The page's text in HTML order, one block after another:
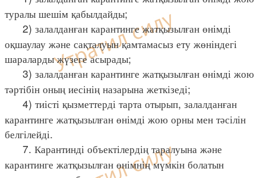
туралы шешім қабылдайды;
2) залалданған карантинге жатқызылған өнімді
оқшаулау және сақталуын қамтамасыз ету жөніндегі
шараларды жүзеге асырады;
3) залалданған карантинге жатқызылған өнімді жою
тәртібін оның иесінің назарына жеткізеді;
4) тиісті қызметтерді тарта отырып, залалданған
карантинге жатқызылған өнімді жою орны мен тәсілін
белгілейді.
7. Карантинді объектілердің таралуына және
карантинге жатқызылған өнімнің мүмкін болатын